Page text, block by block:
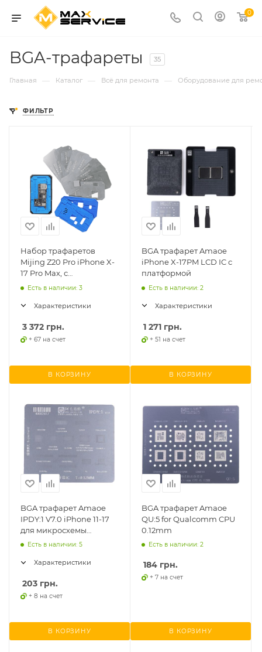
0
BGA-трафареты 35
Главная — Каталог — Всё для ремонта — Оборудование для
ФИЛЬТР
Набор трафаретов
Mijing Z20 Pro iPhone X-
17 Pro Max, с
платформой
Есть в наличии: 3
Характеристики
3 372 грн.
+ 67 на счет
В КОРЗИНУ
BGA трафарет Amaoe
iPhone X-17PM LCD IC с
платформой
Есть в наличии: 2
Характеристики
1 271 грн.
+ 51 на счет
В КОРЗИНУ
BGA трафарет Amaoe
IPDY:1 V7.0 iPhone 11-17
для микросхемы
тачскрина и контролера
Есть в наличии: 5
Характеристики
203 грн.
+ 8 на счет
В КОРЗИНУ
BGA трафарет Amaoe
QU:5 for Qualcomm CPU
0.12mm
Есть в наличии: 2
184 грн.
+ 7 на счет
В КОРЗИНУ